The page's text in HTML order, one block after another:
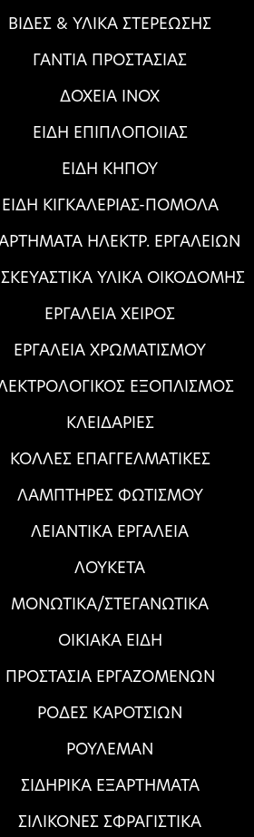
ΒΙΔΕΣ & ΥΛΙΚΑ ΣΤΕΡΕΩΣΗΣ
ΓΑΝΤΙΑ ΠΡΟΣΤΑΣΙΑΣ
ΔΟΧΕΙΑ ΙΝΟΧ
ΕΙΔΗ ΕΠΙΠΛΟΠΟΙΙΑΣ
ΕΙΔΗ ΚΗΠΟΥ
ΕΙΔΗ ΚΙΓΚΑΛΕΡΙΑΣ-ΠΟΜΟΛΑ
ΗΛΕΚΤΡ. ΕΡΓΑΛΕΙΩΝ
ΥΛΙΚΑ ΟΙΚΟΔΟΜΗΣ
ΕΡΓΑΛΕΙΑ ΧΕΙΡΟΣ
ΕΡΓΑΛΕΙΑ ΧΡΩΜΑΤΙΣΜΟΥ
ΕΞΟΠΛΙΣΜΟΣ
ΚΛΕΙΔΑΡΙΕΣ
ΚΟΛΛΕΣ ΕΠΑΓΓΕΛΜΑΤΙΚΕΣ
ΛΑΜΠΤΗΡΕΣ ΦΩΤΙΣΜΟΥ
ΛΕΙΑΝΤΙΚΑ ΕΡΓΑΛΕΙΑ
ΛΟΥΚΕΤΑ
ΜΟΝΩΤΙΚΑ/ΣΤΕΓΑΝΩΤΙΚΑ
ΟΙΚΙΑΚΑ ΕΙΔΗ
ΠΡΟΣΤΑΣΙΑ ΕΡΓΑΖΟΜΕΝΩΝ
ΡΟΔΕΣ ΚΑΡΟΤΣΙΩΝ
ΡΟΥΛΕΜΑΝ
ΣΙΔΗΡΙΚΑ ΕΞΑΡΤΗΜΑΤΑ
ΣΙΛΙΚΟΝΕΣ ΣΦΡΑΓΙΣΤΙΚΑ